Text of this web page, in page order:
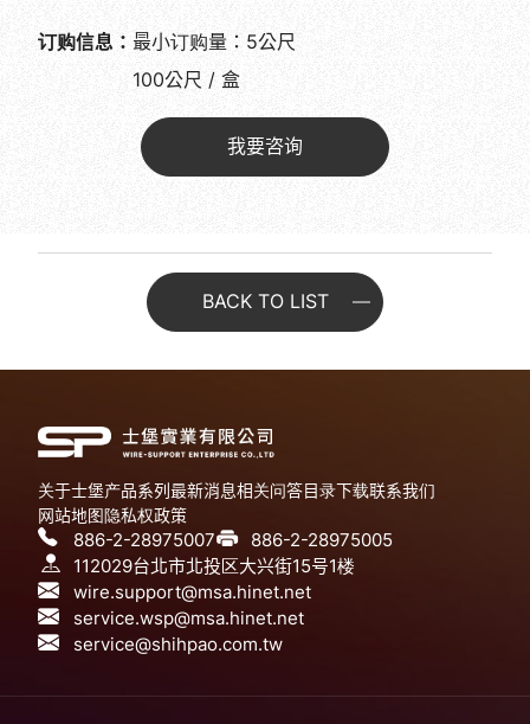
订购信息： 最小订购量：5公尺
100公尺 / 盒
我要咨询
BACK TO LIST
关于士堡产品系列最新消息相关问答目录下载联系我们
网站地图隐私权政策
886-2-28975007
886-2-28975005
112029台北市北投区大兴街15号1楼
wire.support@msa.hinet.net
service.wsp@msa.hinet.net
service@shihpao.com.tw